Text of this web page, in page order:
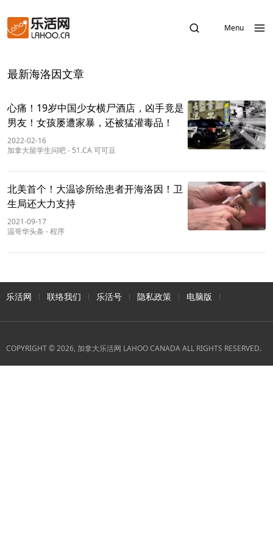
Menu
最新海洛因文章
心痛！19岁中国少女横尸酒店，凶手竟是
男友！女孩屡遭家暴，还被猛灌毒品！
2022-02-16
加拿大留学生问吧- 51.CA 可可豆
北美首个！大温诊所给患者开海洛因！卫
生局还大力支持
2021-09-17
温哥华头条 -程序
乐活网 联络我们 乐活号 隐私政策 电脑版
COPYRIGHT © 2026, 加拿大乐活网 LAHOO CANADA ALL RIGHTS RESERVED.